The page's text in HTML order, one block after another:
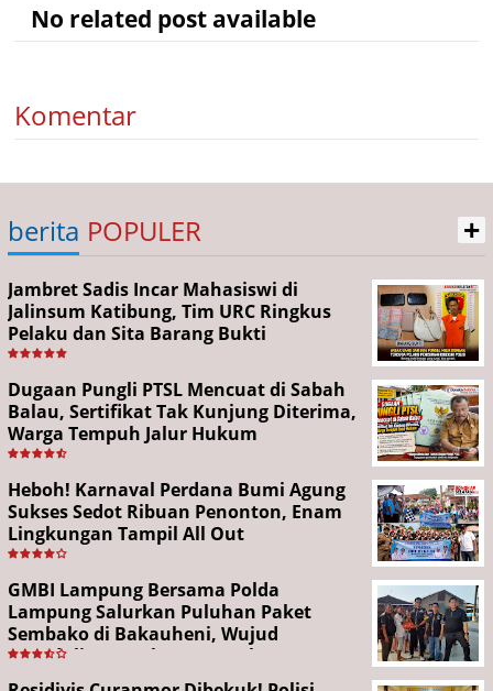
No related post available
Komentar
berita POPULER +
Jambret Sadis Incar Mahasiswi di
Jalinsum Katibung, Tim URC Ringkus
Pelaku dan Sita Barang Bukti
Dugaan Pungli PTSL Mencuat di Sabah
Balau, Sertifikat Tak Kunjung Diterima,
Warga Tempuh Jalur Hukum
Heboh! Karnaval Perdana Bumi Agung
Sukses Sedot Ribuan Penonton, Enam
Lingkungan Tampil All Out
GMBI Lampung Bersama Polda
Lampung Salurkan Puluhan Paket
Sembako di Bakauheni, Wujud
Kepedulian Sambut HUT RI ke-81